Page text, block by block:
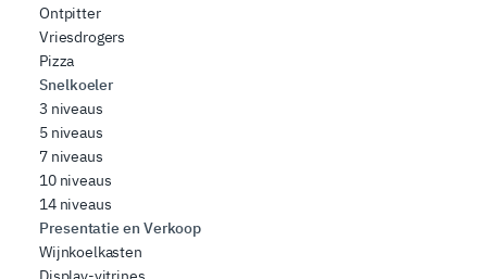
Ontpitter
Vriesdrogers
Pizza
Snelkoeler
3 niveaus
5 niveaus
7 niveaus
10 niveaus
14 niveaus
Presentatie en Verkoop
Wijnkoelkasten